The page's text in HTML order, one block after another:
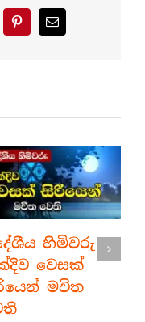
PinterestEmail
හිමිවරු
වෙසක්
මවිත